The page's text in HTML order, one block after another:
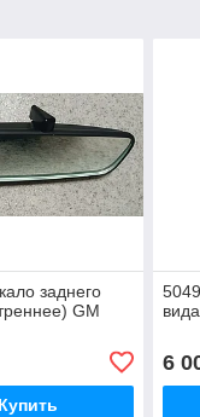
заднего
GM
Купить
6